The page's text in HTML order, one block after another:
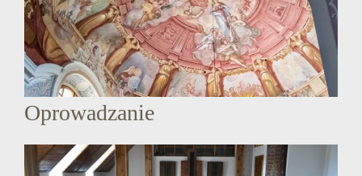
Oprowadzanie